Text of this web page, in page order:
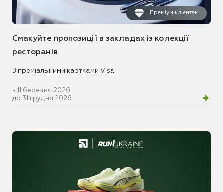
Преміум клієнтам
Смакуйте пропозиції в закладах із колекції
ресторанів
З преміальними картками Visa
з 11 березня 2026
до 31 грудня 2026